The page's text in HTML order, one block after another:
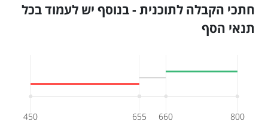
חתכי הקבלה לתוכנית - בנוסף יש לעמוד בכל
תנאי הסף
450 655 660 800